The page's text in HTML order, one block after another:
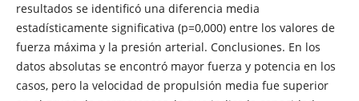
resultados se identificó una diferencia media
estadísticamente significativa (p=0,000) entre los valores de
fuerza máxima y la presión arterial. Conclusiones. En los
datos absolutas se encontró mayor fuerza y potencia en los
casos, pero la velocidad de propulsión media fue superior